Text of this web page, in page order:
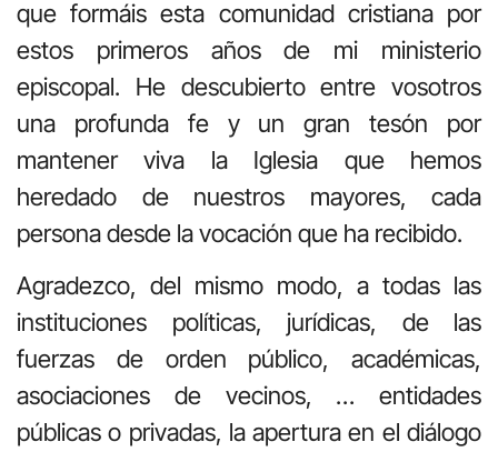
que formáis esta comunidad cristiana por
estos primeros años de mi ministerio
episcopal. He descubierto entre vosotros
una profunda fe y un gran tesón por
mantener viva la Iglesia que hemos
heredado de nuestros mayores, cada
persona desde la vocación que ha recibido.
Agradezco, del mismo modo, a todas las
instituciones políticas, jurídicas, de las
fuerzas de orden público, académicas,
asociaciones de vecinos, … entidades
públicas o privadas, la apertura en el diálogo